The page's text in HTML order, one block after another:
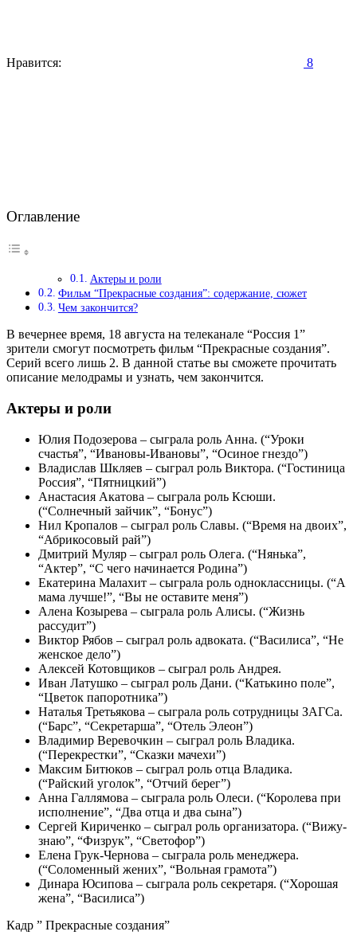
Нравится: 8
Оглавление
Актеры и роли
Фильм “Прекрасные создания”: содержание, сюжет
Чем закончится?
В вечернее время, 18 августа на телеканале “Россия 1”
зрители смогут посмотреть фильм “Прекрасные создания”.
Серий всего лишь 2. В данной статье вы сможете прочитать
описание мелодрамы и узнать, чем закончится.
Актеры и роли
Юлия Подозерова – сыграла роль Анна. (“Уроки
счастья”, “Ивановы-Ивановы”, “Осиное гнездо”)
Владислав Шкляев – сыграл роль Виктора. (“Гостиница
Россия”, “Пятницкий”)
Анастасия Акатова – сыграла роль Ксюши.
(“Солнечный зайчик”, “Бонус”)
Нил Кропалов – сыграл роль Славы. (“Время на двоих”,
“Абрикосовый рай”)
Дмитрий Муляр – сыграл роль Олега. (“Нянька”,
“Актер”, “С чего начинается Родина”)
Екатерина Малахит – сыграла роль одноклассницы. (“А
мама лучше!”, “Вы не оставите меня”)
Алена Козырева – сыграла роль Алисы. (“Жизнь
рассудит”)
Виктор Рябов – сыграл роль адвоката. (“Василиса”, “Не
женское дело”)
Алексей Котовщиков – сыграл роль Андрея.
Иван Латушко – сыграл роль Дани. (“Катькино поле”,
“Цветок папоротника”)
Наталья Третьякова – сыграла роль сотрудницы ЗАГСа.
(“Барс”, “Секретарша”, “Отель Элеон”)
Владимир Веревочкин – сыграл роль Владика.
(“Перекрестки”, “Сказки мачехи”)
Максим Битюков – сыграл роль отца Владика.
(“Райский уголок”, “Отчий берег”)
Анна Галлямова – сыграла роль Олеси. (“Королева при
исполнение”, “Два отца и два сына”)
Сергей Кириченко – сыграл роль организатора. (“Вижу-
знаю”, “Физрук”, “Светофор”)
Елена Грук-Чернова – сыграла роль менеджера.
(“Соломенный жених”, “Вольная грамота”)
Динара Юсипова – сыграла роль секретаря. (“Хорошая
жена”, “Василиса”)
Кадр ” Прекрасные создания”